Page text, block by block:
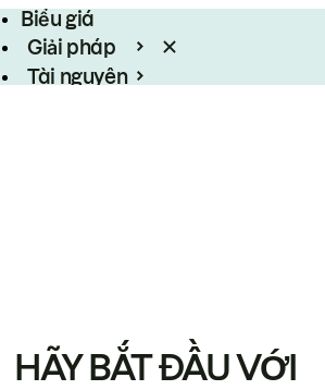
Biểu giá
Giải pháp
Tài nguyên
HÃY BẮT ĐẦU VỚI